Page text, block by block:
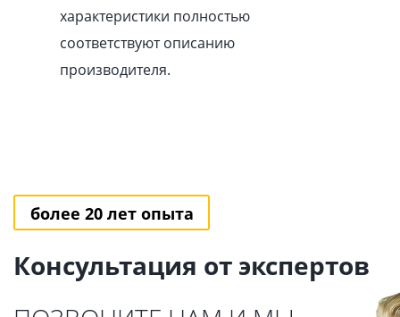
характеристики полностью
соответствуют описанию
производителя.
более 20 лет опыта
Консультация от экспертов